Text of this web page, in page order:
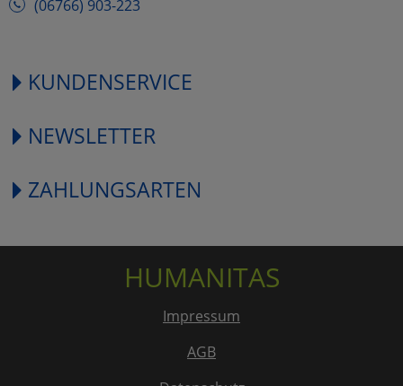
(06766) 903-223
KUNDENSERVICE
NEWSLETTER
ZAHLUNGSARTEN
HUMANITAS
Impressum
AGB